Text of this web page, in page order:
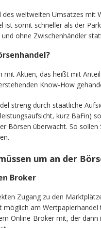
des weltweiten Umsatzes mit
ist somit schneller als der
ohne Zwischenhändler
mit Aktien, das heißt mit
Know-How
streng durch staatliche
kurz BaFin)
Börsen überwacht. So
um an der
Broker
Zugang zu den
am
Online-Broker mit, der